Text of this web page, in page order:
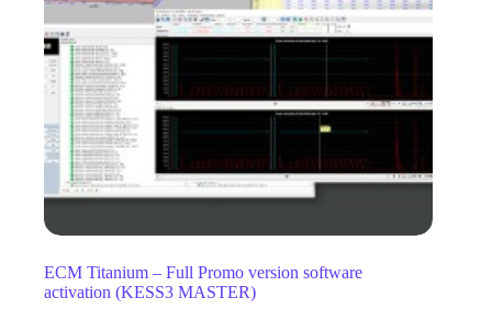
ECM Titanium – Full Promo version software
activation (KESS3 MASTER)